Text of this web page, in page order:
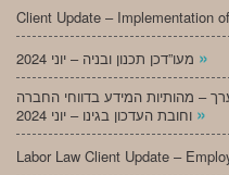
Client Update – Implementation
»
ערך – מהותיות המידע בדווחי החברה
»
Labor Law Client Update –